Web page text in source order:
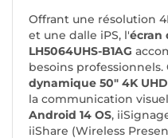
Offrant une résolution
et une dalle iPS, l'écran
LH5064UHS-B1AG
besoins professionnels.
dynamique 50" 4K UHD
la communication
Android 14 OS,
iiShare (Wireless